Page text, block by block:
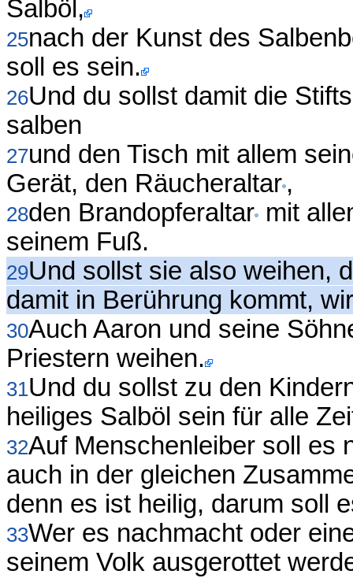
Salböl,
25nach der Kunst des
soll es sein.
26Und du sollst damit die
salben
27und den Tisch mit allem
Gerät, den Räucheraltar ,
28den Brandopferaltar mit
seinem Fuß.
29Und sollst sie also weihen,
damit in Berührung kommt,
30Auch Aaron und seine
Priestern weihen.
31Und du sollst zu den
heiliges Salböl sein für alle
32Auf Menschenleiber soll es
auch in der gleichen
denn es ist heilig, darum soll
33Wer es nachmacht oder
seinem Volk ausgerottet